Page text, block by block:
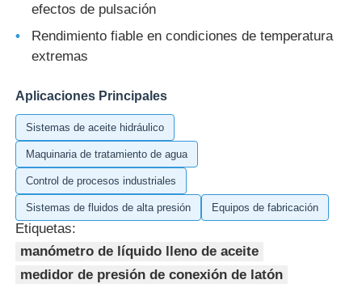
efectos de pulsación
Rendimiento fiable en condiciones de temperatura
extremas
Aplicaciones Principales
Sistemas de aceite hidráulico
Maquinaria de tratamiento de agua
Control de procesos industriales
Sistemas de fluidos de alta presión Equipos de fabricación
Etiquetas:
manómetro de líquido lleno de aceite
medidor de presión de conexión de latón